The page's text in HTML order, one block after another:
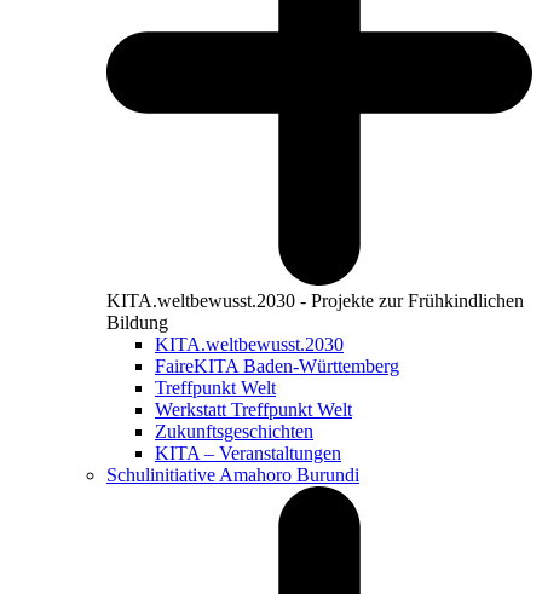
KITA.weltbewusst.2030 - Projekte zur Frühkindlichen
Bildung
KITA.weltbewusst.2030
FaireKITA Baden-Württemberg
Treffpunkt Welt
Werkstatt Treffpunkt Welt
Zukunftsgeschichten
KITA – Veranstaltungen
Schulinitiative Amahoro Burundi